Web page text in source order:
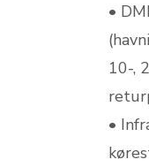
•
10-,
•